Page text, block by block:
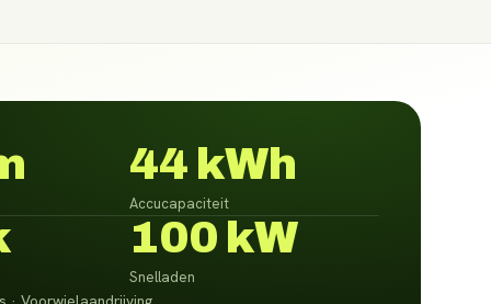
44 kWh
Accucapaciteit
100 kW
Snelladen